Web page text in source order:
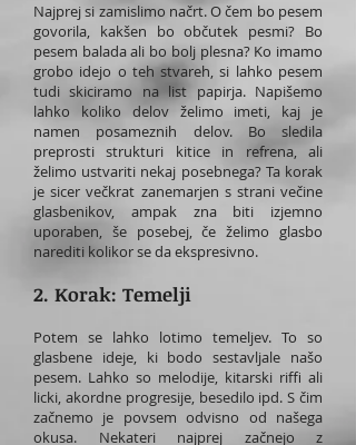
Najprej si zamislimo načrt. O čem bo pesem
govorila, kakšen bo občutek pesmi? Bo
pesem balada ali bo bolj plesna? Ko imamo
grobo idejo o teh stvareh, si lahko pesem
tudi skiciramo na list papirja. Napišemo
lahko koliko delov želimo imeti, kaj je
namen posameznih delov. Bo sledila
preprosti strukturi kitice in refrena, ali
želimo ustvariti nekaj posebnega? Ta korak
je sicer večkrat zanemarjen s strani večine
glasbenikov, ampak zna biti izjemno
uporaben, še posebej, če želimo glasbo
narediti kolikor se da ekspresivno.
2. Korak: Temelji
Potem se lahko lotimo temeljev. To so
glasbene ideje, ki bodo sestavljale našo
pesem. Lahko so melodije, kitarski riffi ali
licki, akordne progresije, besedilo ipd. S čim
začnemo je povsem odvisno od našega
okusa. Nekateri najprej začnejo z